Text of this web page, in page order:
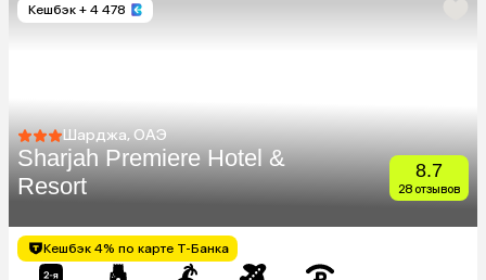
Кешбэк + 4 478
Шарджа, ОАЭ
Sharjah Premiere Hotel &
Resort
8.7
28 отзывов
Кешбэк 4% по карте Т-Банка